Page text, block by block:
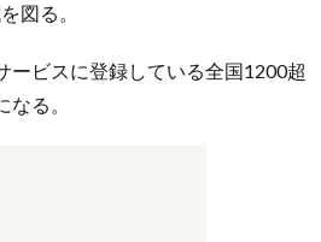
図る。
ービスに登録している全国1200超
る。